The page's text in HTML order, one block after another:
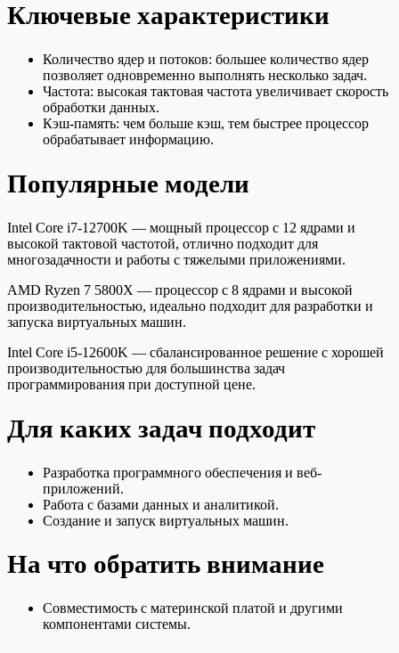
Ключевые характеристики
Количество ядер и потоков: большее количество ядер
позволяет одновременно выполнять несколько задач.
Частота: высокая тактовая частота увеличивает скорость
обработки данных.
Кэш-память: чем больше кэш, тем быстрее процессор
обрабатывает информацию.
Популярные модели
Intel Core i7-12700K — мощный процессор с 12 ядрами и
высокой тактовой частотой, отлично подходит для
многозадачности и работы с тяжелыми приложениями.
AMD Ryzen 7 5800X — процессор с 8 ядрами и высокой
производительностью, идеально подходит для разработки и
запуска виртуальных машин.
Intel Core i5-12600K — сбалансированное решение с хорошей
производительностью для большинства задач
программирования при доступной цене.
Для каких задач подходит
Разработка программного обеспечения и веб-
приложений.
Работа с базами данных и аналитикой.
Создание и запуск виртуальных машин.
На что обратить внимание
Совместимость с материнской платой и другими
компонентами системы.